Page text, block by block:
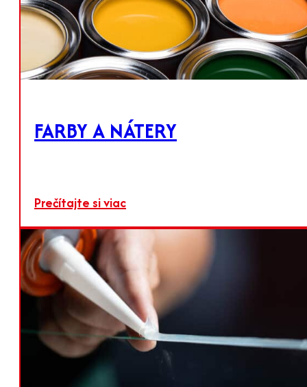
FARBY A NÁTERY
Prečítajte si viac